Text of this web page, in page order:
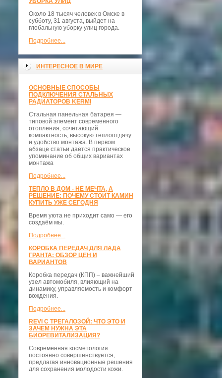
Около 18 тысяч человек в Омске в
субботу, 31 августа, выйдет на
глобальную уборку улиц города.
Подробнее...
ИНТЕРЕСНОЕ В МИРЕ
ОСНОВНЫЕ СПОСОБЫ
ПОДКЛЮЧЕНИЯ СТАЛЬНЫХ
РАДИАТОРОВ KERMI
Стальная панельная батарея —
типовой элемент современного
отопления, сочетающий
компактность, высокую теплоотдачу
и удобство монтажа. В первом
абзаце статьи даётся практическое
упоминание об общих вариантах
монтажа
Подробнее...
ТЕПЛО В ДОМ - НЕ МЕЧТА, А
РЕШЕНИЕ: ПОЧЕМУ СТОИТ КАМИН
КУПИТЬ УЖЕ СЕГОДНЯ
Время уюта не приходит само — его
создаём мы.
Подробнее...
КОРОБКА ПЕРЕДАЧ ДЛЯ ЛАДА
ГРАНТА: ОБЗОР ЦЕН И
ВАРИАНТОВ
Коробка передач (КПП) – важнейший
узел автомобиля, влияющий на
динамику, управляемость и комфорт
вождения.
Подробнее...
REVI С ТРЕГАЛОЗОЙ: ЧТО ЭТО И
ЗАЧЕМ НУЖНА ЭТА
БИОРЕВИТАЛИЗАЦИЯ?
Современная косметология
постоянно совершенствуется,
предлагая инновационные решения
для сохранения молодости кожи.